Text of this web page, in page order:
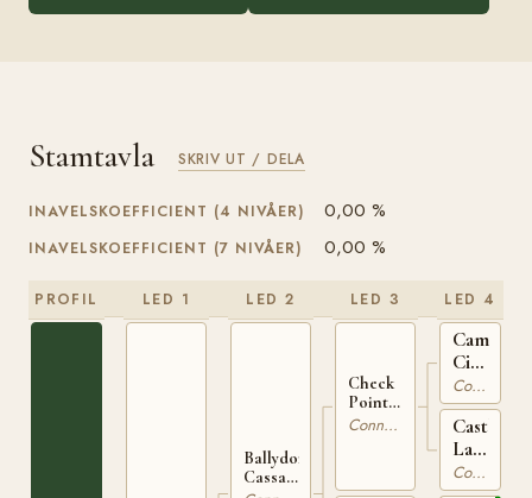
Stamtavla SKRIV UT / DELA
INAVELSKOEFFICIENT (4 NIVÅER) 0,00 %
INAVELSKOEFFICIENT (7 NIVÅER) 0,00 %
PROFIL LED 1 LED 2
Ballydonagh
Cassanova
LED 3
Check
Point
CharlieConnemara
LED 4
Camlin
Cicada
IRE
119
Connemara
Lady
IRE
Connemara